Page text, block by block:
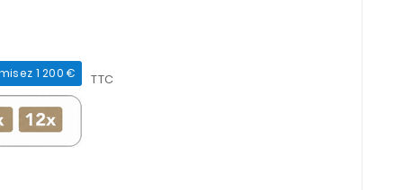
1 200 € TTC